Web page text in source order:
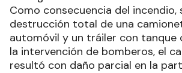
Como consecuencia del incendio,
destrucción total de una
automóvil y un tráiler con tanque
la intervención de bomberos, el
resultó con daño parcial en la